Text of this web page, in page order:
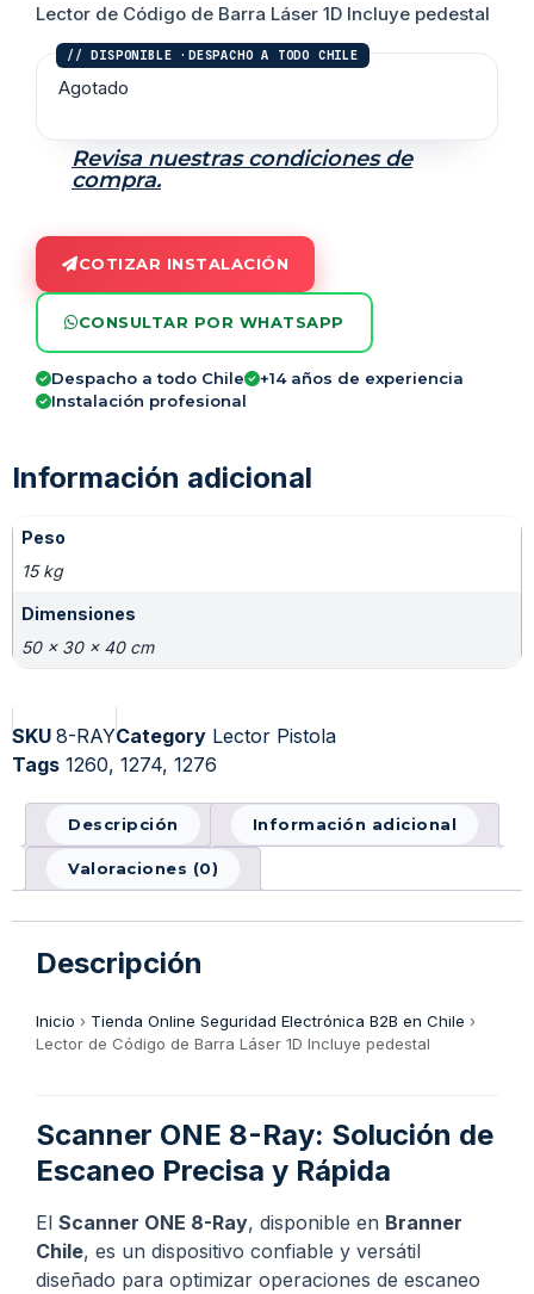
Lector de Código de Barra Láser 1D Incluye pedestal
Agotado
Revisa nuestras condiciones de
compra.
COTIZAR INSTALACIÓN
CONSULTAR POR WHATSAPP
Despacho a todo Chile
+14 años de experiencia
Instalación profesional
Información adicional
Peso
15 kg
Dimensiones
50 × 30 × 40 cm
SKU 8-RAYCategory Lector Pistola
Tags 1260, 1274, 1276
Descripción Información adicional
Valoraciones (0)
Descripción
Inicio › Tienda Online Seguridad Electrónica B2B en Chile ›
Lector de Código de Barra Láser 1D Incluye pedestal
Scanner ONE 8-Ray: Solución de
Escaneo Precisa y Rápida
El Scanner ONE 8-Ray, disponible en Branner
Chile, es un dispositivo confiable y versátil
diseñado para optimizar operaciones de escaneo